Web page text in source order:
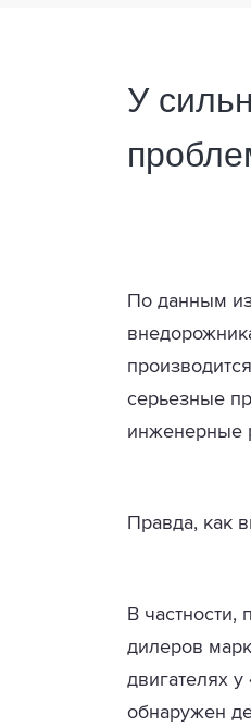
У
По данным
серьезные
инженерные
Правда, как
В
дилеров
двигателях
обнаружен